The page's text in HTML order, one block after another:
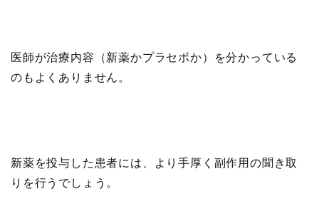
医師が治療内容（新薬かプラセボか）を分かっている
のもよくありません。
新薬を投与した患者には、より手厚く副作用の聞き取
りを行うでしょう。